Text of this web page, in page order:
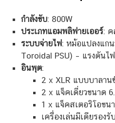
กำลังขับ: 800W
ประเภทแอมพลิฟายเออร์: ค
ระบบจ่ายไฟ: หม้อแปลงแก
Toroidal PSU) – แรงดันไ
อินพุต:
2 x XLR แบบบาลาน
2 x แจ็คเดี่ยวขนาด
1 x แจ็คสเตอริโอขน
เครื่องเล่นมีเดียรอง